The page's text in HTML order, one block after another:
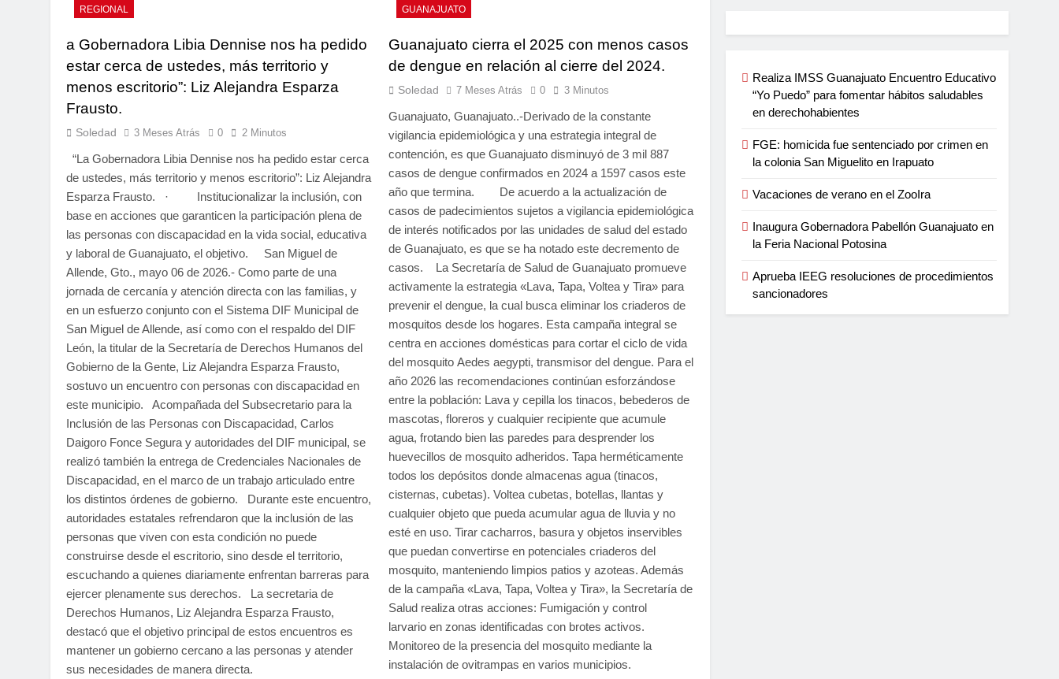
REGIONAL
a Gobernadora Libia Dennise nos ha pedido
estar cerca de ustedes, más territorio y
menos escritorio”: Liz Alejandra Esparza
Frausto.
Soledad 3 Meses Atrás 0 2 Minutos
“La Gobernadora Libia Dennise nos ha pedido estar cerca
de ustedes, más territorio y menos escritorio”: Liz Alejandra
Esparza Frausto. · Institucionalizar la inclusión, con
base en acciones que garanticen la participación plena de
las personas con discapacidad en la vida social, educativa
y laboral de Guanajuato, el objetivo. San Miguel de
Allende, Gto., mayo 06 de 2026.- Como parte de una
jornada de cercanía y atención directa con las familias, y
en un esfuerzo conjunto con el Sistema DIF Municipal de
San Miguel de Allende, así como con el respaldo del DIF
León, la titular de la Secretaría de Derechos Humanos del
Gobierno de la Gente, Liz Alejandra Esparza Frausto,
sostuvo un encuentro con personas con discapacidad en
este municipio. Acompañada del Subsecretario para la
Inclusión de las Personas con Discapacidad, Carlos
Daigoro Fonce Segura y autoridades del DIF municipal, se
realizó también la entrega de Credenciales Nacionales de
Discapacidad, en el marco de un trabajo articulado entre
los distintos órdenes de gobierno. Durante este encuentro,
autoridades estatales refrendaron que la inclusión de las
personas que viven con esta condición no puede
construirse desde el escritorio, sino desde el territorio,
escuchando a quienes diariamente enfrentan barreras para
ejercer plenamente sus derechos. La secretaria de
Derechos Humanos, Liz Alejandra Esparza Frausto,
destacó que el objetivo principal de estos encuentros es
mantener un gobierno cercano a las personas y atender
sus necesidades de manera directa.
GUANAJUATO
Guanajuato cierra el 2025 con menos casos
de dengue en relación al cierre del 2024.
Soledad 7 Meses Atrás 0 3 Minutos
Guanajuato, Guanajuato..-Derivado de la constante
vigilancia epidemiológica y una estrategia integral de
contención, es que Guanajuato disminuyó de 3 mil 887
casos de dengue confirmados en 2024 a 1597 casos este
año que termina. De acuerdo a la actualización de
casos de padecimientos sujetos a vigilancia epidemiológica
de interés notificados por las unidades de salud del estado
de Guanajuato, es que se ha notado este decremento de
casos. La Secretaría de Salud de Guanajuato promueve
activamente la estrategia «Lava, Tapa, Voltea y Tira» para
prevenir el dengue, la cual busca eliminar los criaderos de
mosquitos desde los hogares. Esta campaña integral se
centra en acciones domésticas para cortar el ciclo de vida
del mosquito Aedes aegypti, transmisor del dengue. Para el
año 2026 las recomendaciones continúan esforzándose
entre la población: Lava y cepilla los tinacos, bebederos de
mascotas, floreros y cualquier recipiente que acumule
agua, frotando bien las paredes para desprender los
huevecillos de mosquito adheridos. Tapa herméticamente
todos los depósitos donde almacenas agua (tinacos,
cisternas, cubetas). Voltea cubetas, botellas, llantas y
cualquier objeto que pueda acumular agua de lluvia y no
esté en uso. Tirar cacharros, basura y objetos inservibles
que puedan convertirse en potenciales criaderos del
mosquito, manteniendo limpios patios y azoteas. Además
de la campaña «Lava, Tapa, Voltea y Tira», la Secretaría de
Salud realiza otras acciones: Fumigación y control
larvario en zonas identificadas con brotes activos.
Monitoreo de la presencia del mosquito mediante la
instalación de ovitrampas en varios municipios.
Realiza IMSS Guanajuato Encuentro Educativo
“Yo Puedo” para fomentar hábitos saludables
en derechohabientes
FGE: homicida fue sentenciado por crimen en
la colonia San Miguelito en Irapuato
Vacaciones de verano en el ZooIra
Inaugura Gobernadora Pabellón Guanajuato en
la Feria Nacional Potosina
Aprueba IEEG resoluciones de procedimientos
sancionadores